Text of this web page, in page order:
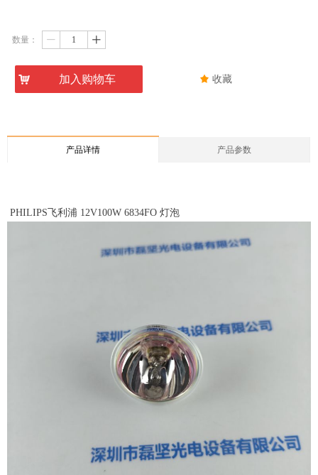
끄 收藏
数量： ꄷ ꄸ
낙 加入购物车
产品详情 产品参数
PHILIPS飞利浦 12V100W 6834FO 灯泡